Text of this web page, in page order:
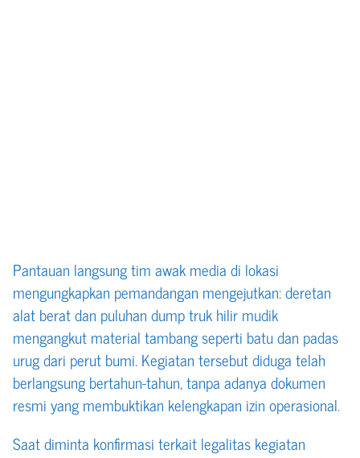
Pantauan langsung tim awak media di lokasi
mengungkapkan pemandangan mengejutkan: deretan
alat berat dan puluhan dump truk hilir mudik
mengangkut material tambang seperti batu dan padas
urug dari perut bumi. Kegiatan tersebut diduga telah
berlangsung bertahun-tahun, tanpa adanya dokumen
resmi yang membuktikan kelengkapan izin operasional.
Saat diminta konfirmasi terkait legalitas kegiatan